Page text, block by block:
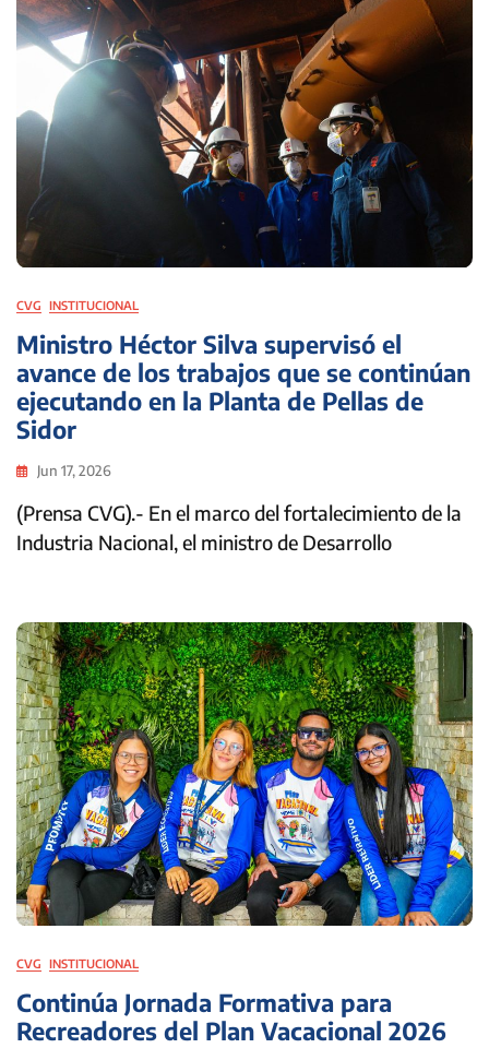
CVG INSTITUCIONAL
Ministro Héctor Silva supervisó el
avance de los trabajos que se continúan
ejecutando en la Planta de Pellas de
Sidor
Jun 17, 2026
(Prensa CVG).- En el marco del fortalecimiento de la
Industria Nacional, el ministro de Desarrollo
CVG INSTITUCIONAL
Continúa Jornada Formativa para
Recreadores del Plan Vacacional 2026